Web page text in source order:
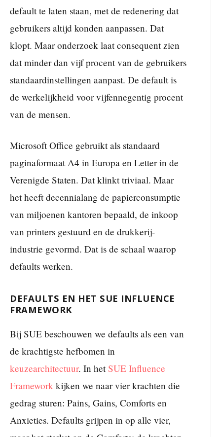
default te laten staan, met de redenering dat
gebruikers altijd konden aanpassen. Dat
klopt. Maar onderzoek laat consequent zien
dat minder dan vijf procent van de gebruikers
standaardinstellingen aanpast. De default is
de werkelijkheid voor vijfennegentig procent
van de mensen.
Microsoft Office gebruikt als standaard
paginaformaat A4 in Europa en Letter in de
Verenigde Staten. Dat klinkt triviaal. Maar
het heeft decennialang de papierconsumptie
van miljoenen kantoren bepaald, de inkoop
van printers gestuurd en de drukkerij-
industrie gevormd. Dat is de schaal waarop
defaults werken.
DEFAULTS EN HET SUE INFLUENCE
FRAMEWORK
Bij SUE beschouwen we defaults als een van
de krachtigste hefbomen in
keuzearchitectuur. In het SUE Influence
Framework kijken we naar vier krachten die
gedrag sturen: Pains, Gains, Comforts en
Anxieties. Defaults grijpen in op alle vier,